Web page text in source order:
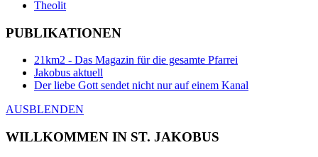
Theolit
PUBLIKATIONEN
21km2 - Das Magazin für die gesamte Pfarrei
Jakobus aktuell
Der liebe Gott sendet nicht nur auf einem Kanal
AUSBLENDEN
WILLKOMMEN IN ST. JAKOBUS